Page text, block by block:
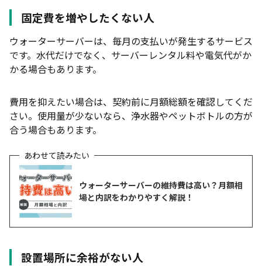
固定費を増やしたくない人
ウォーターサーバーは、毎月の支払いが発生するサービス
です。水代だけでなく、サーバーレンタル料や電気代がか
かる場合もあります。
費用を抑えたい場合は、契約前に月額総額を確認してくだ
さい。使用量が少ないなら、浄水器やペットボトルの方が
合う場合もあります。
ウォーターサーバーの維持費は高い？月額相
場と内訳をわかりやすく解説！
設置場所に余裕がない人